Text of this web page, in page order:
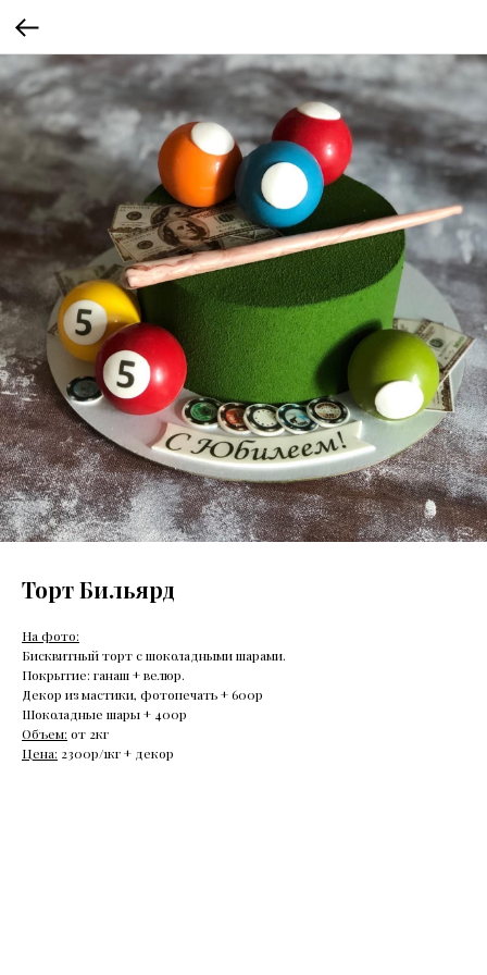
Торт Бильярд
На фото:
Бисквитный торт с шоколадными шарами.
Покрытие: ганаш + велюр.
Декор из мастики, фотопечать + 600р
Шоколадные шары + 400р
Объем: от 2кг
Цена: 2300р/1кг + декор